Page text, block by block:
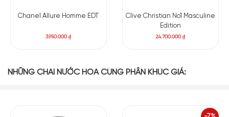
BASE NOTES
mang đến cho quý ông một
Chanel Allure Homme EDT
3.950.000₫
Clive Christian No1 Masculine
Edition
24.700.000₫
NHỮNG CHAI NƯỚC HOA CÙNG PHÂN KHÚC GIÁ: